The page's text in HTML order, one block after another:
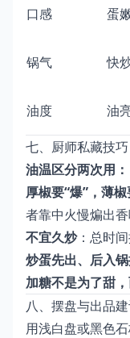
口感 蛋
锅气 快
油度 油
七、厨师私藏技巧
油温区分两次用：
厚椒要“爆”，薄椒
者靠中火慢煸出香
不宜久炒：总时间
炒蛋先出、后入
加糖不是为了甜
八、摆盘与出品建
用浅白盘或黑色